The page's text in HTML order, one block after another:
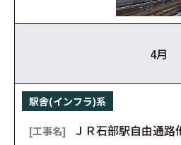
4月
駅舎(インフラ)系
ＪＲ石部駅自由通路